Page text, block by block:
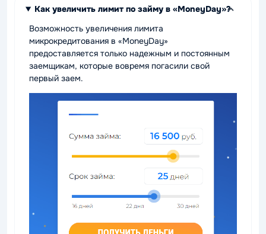
Как увеличить лимит по займу в «MoneyDay»?
Возможность увеличения лимита
микрокредитования в «MoneyDay»
предоставляется только надежным и постоянным
заемщикам, которые вовремя погасили свой
первый заем.